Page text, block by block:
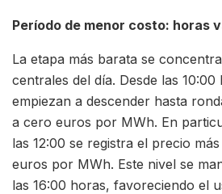
Período de menor costo: horas
La etapa más barata se
centrales del día. Desde las
empiezan a descender hasta
a cero euros por MWh. En
las 12:00 se registra el precio
euros por MWh. Este nivel se
las 16:00 horas, favoreciendo el